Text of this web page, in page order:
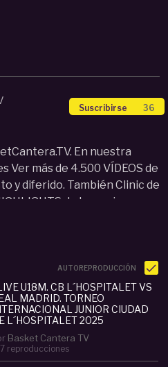
Suscribirse 36
En nuestra
Ver más de 4.500 VÍDEOS de
y diferido. También Clinic de
de los mejores
de las categorías de
en todo el mundo.
@BasketCanteraTV
basketcantera/
#madrid #valencia #basket
AUTOREPRODUCCIÓN
U18M. CB L´HOSPITALET VS
MADRID. TORNEO
JUNIOR CIUDAD
L´HOSPITALET 2025
Basket Cantera TV
reproducciones